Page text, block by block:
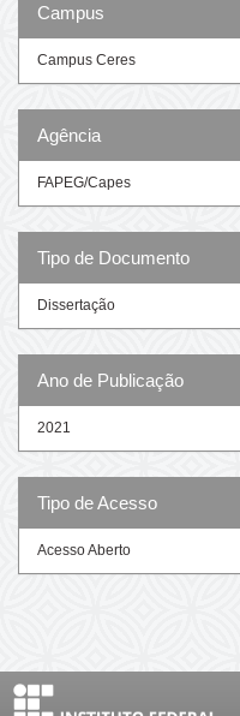
Campus
Campus Ceres
Agência
FAPEG/Capes
Tipo de Documento
Dissertação
Ano de Publicação
2021
Tipo de Acesso
Acesso Aberto